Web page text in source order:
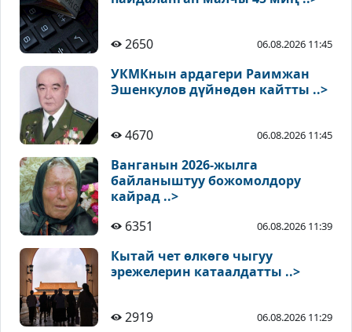
2650 06.08.2026 11:45
УКМКнын ардагери Раимжан
Эшенкулов дүйнөдөн кайтты ..>
4670 06.08.2026 11:45
Ванганын 2026-жылга
байланыштуу божомолдору
кайрад ..>
6351
06.08.2026 11:39
Кытай чет өлкөгө чыгуу
эрежелерин катаалдатты ..>
2919 06.08.2026 11:29